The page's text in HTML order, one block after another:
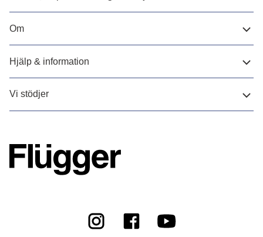
Om
Hjälp & information
Vi stödjer